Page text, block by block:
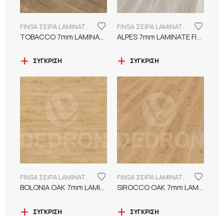
FINSA ΣΕΙΡΑ LAMINATE PUREFLOOR 7MM
TOBACCO 7mm LAMINATE FINSA
ΣΎΓΚΡΙΣΗ
FINSA ΣΕΙΡΑ LAMINATE PUREFLOOR 7MM
ALPES 7mm LAMINATE FINSA
ΣΎΓΚΡΙΣΗ
FINSA ΣΕΙΡΑ LAMINATE PUREFLOOR 7MM
BOLONIA OAK 7mm LAMINATE FINSA
ΣΎΓΚΡΙΣΗ
FINSA ΣΕΙΡΑ LAMINATE PUREFLOOR 7MM
SIROCCO OAK 7mm LAMINATE FINSA
ΣΎΓΚΡΙΣΗ